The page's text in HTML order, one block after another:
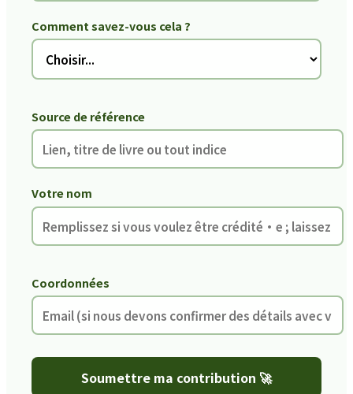
Comment savez-vous cela ?
Source de référence
Votre nom
Coordonnées
Soumettre ma contribution 🚀